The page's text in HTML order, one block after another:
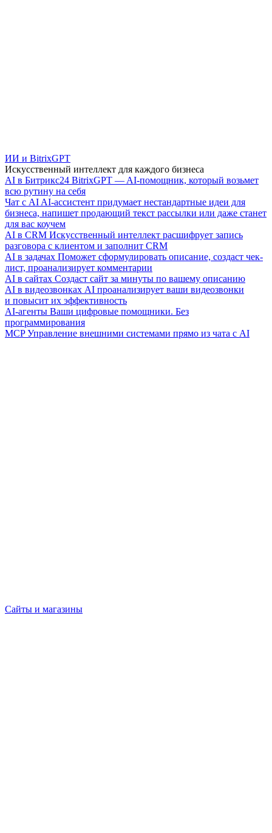
ИИ и BitrixGPT
Искусственный интеллект для каждого бизнеса
AI в Битрикс24 BitrixGPT — AI-помощник, который возьмет
всю рутину на себя
Чат с AI AI-ассистент придумает нестандартные идеи для
бизнеса, напишет продающий текст рассылки или даже станет
для вас коучем
AI в CRM Искусственный интеллект расшифрует запись
разговора с клиентом и заполнит CRM
AI в задачах Поможет сформулировать описание, создаст чек-
лист, проанализирует комментарии
AI в сайтах Создаст сайт за минуты по вашему описанию
AI в видеозвонках AI проанализирует ваши видеозвонки
и повысит их эффективность
AI-агенты Ваши цифровые помощники. Без
программирования
MCP Управление внешними системами прямо из чата с AI
Сайты и магазины